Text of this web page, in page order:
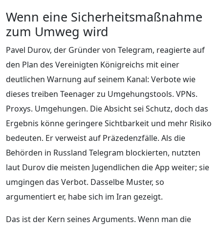
Wenn eine Sicherheitsmaßnahme
zum Umweg wird
Pavel Durov, der Gründer von Telegram, reagierte auf
den Plan des Vereinigten Königreichs mit einer
deutlichen Warnung auf seinem Kanal: Verbote wie
dieses treiben Teenager zu Umgehungstools. VPNs.
Proxys. Umgehungen. Die Absicht sei Schutz, doch das
Ergebnis könne geringere Sichtbarkeit und mehr Risiko
bedeuten. Er verweist auf Präzedenzfälle. Als die
Behörden in Russland Telegram blockierten, nutzten
laut Durov die meisten Jugendlichen die App weiter; sie
umgingen das Verbot. Dasselbe Muster, so
argumentiert er, habe sich im Iran gezeigt.
Das ist der Kern seines Arguments. Wenn man die